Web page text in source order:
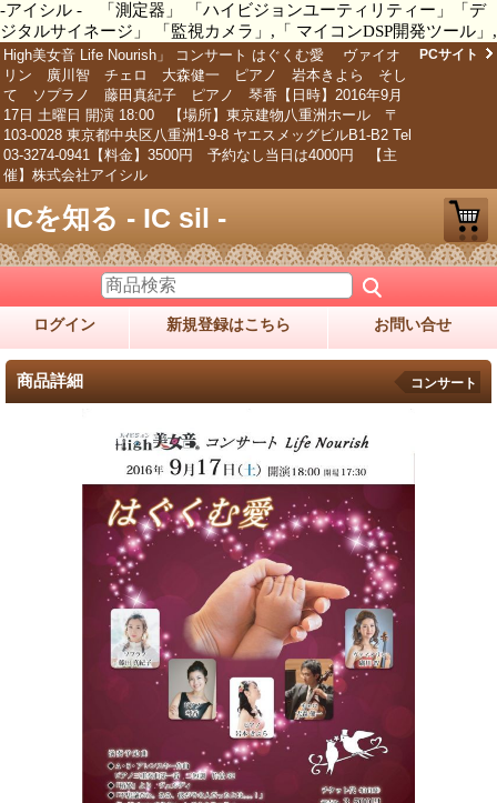
-アイシル - 「測定器」 「ハイビジョンユーティリティー」「デ
ジタルサイネージ」 「監視カメラ」,「 マイコンDSP開発ツール」,
High美女音 Life Nourish」 コンサート はぐくむ愛 ヴァイオ
リン 廣川智 チェロ 大森健一 ピアノ 岩本きよら そし
て ソプラノ 藤田真紀子 ピアノ 琴香【日時】2016年9月
17日 土曜日 開演 18:00 【場所】東京建物八重洲ホール 〒
103-0028 東京都中央区八重洲1-9-8 ヤエスメッグビルB1-B2 Tel
03-3274-0941【料金】3500円 予約なし当日は4000円 【主
催】株式会社アイシル
PCサイト
ICを知る - IC sil -
ログイン 新規登録はこちら お問い合せ
商品詳細 コンサート